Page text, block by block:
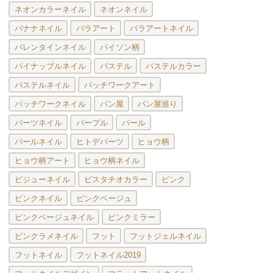
ネオンカラーネイル ネオンネイル
バナナネイル バラアート バラアートネイル
バレンタインネイル パイソン柄
パイナップルネイル パステル パステルカラー
パステルネイル パッチワークアート
パッチワークネイル パン屋 パン屋巡り
パーツネイル パープル パール
パールネイル ヒトデパーツ ヒョウ柄
ヒョウ柄アート ヒョウ柄ネイル
ビジューネイル ピスタチオカラー ピンク
ピンクネイル ピンクベージュ
ピンクベージュネイル ピンクミラー
ピンクラメネイル フット フットジェルネイル
フットネイル フットネイル2019